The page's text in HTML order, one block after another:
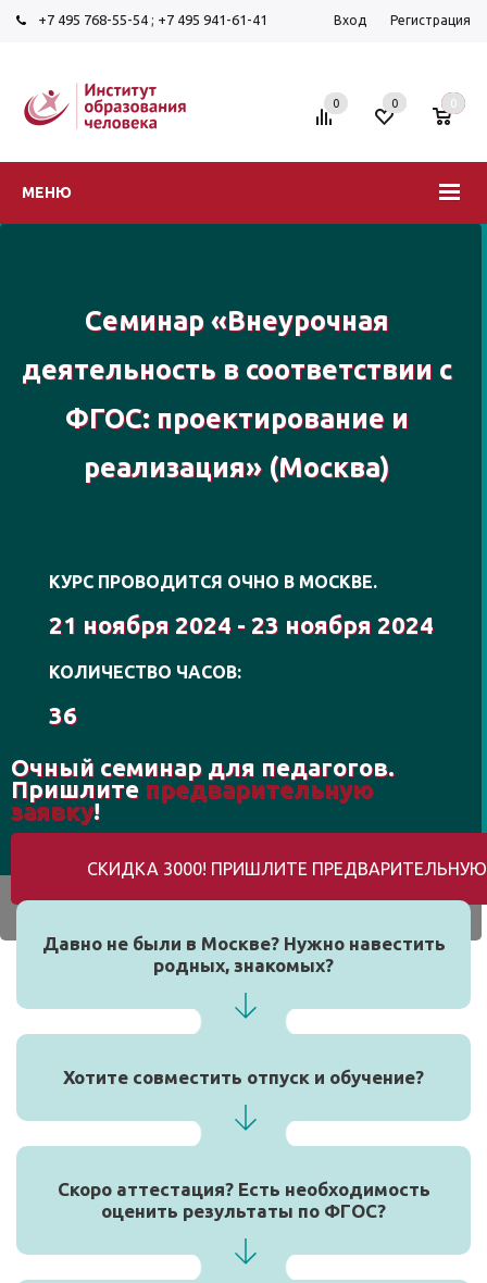
+7 495 768-55-54 ; +7 495 941-61-41 Вход Регистрация
МЕНЮ
0 0 0
Семинар «Внеурочная
деятельность в соответствии с
ФГОС: проектирование и
реализация» (Москва)
КУРС ПРОВОДИТСЯ ОЧНО В МОСКВЕ.
21 ноября 2024 - 23 ноября 2024
КОЛИЧЕСТВО ЧАСОВ:
36
Очный семинар для педагогов.
Пришлите предварительную
заявку!
СКИДКА 3000! ПРИШЛИТЕ ПРЕДВАРИТЕЛЬНУЮ
Давно не были в Москве? Нужно навестить
родных, знакомых?
Хотите совместить отпуск и обучение?
Скоро аттестация? Есть необходимость
оценить результаты по ФГОС?